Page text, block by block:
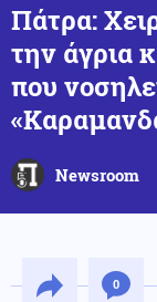
Πάτρα:
την άγρια
που
Newsroom
0